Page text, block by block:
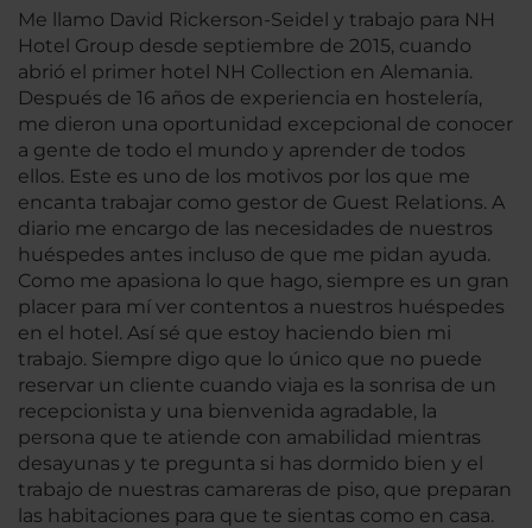
Me llamo David Rickerson-Seidel y trabajo para NH
Hotel Group desde septiembre de 2015, cuando
abrió el primer hotel NH Collection en Alemania.
Después de 16 años de experiencia en hostelería,
me dieron una oportunidad excepcional de conocer
a gente de todo el mundo y aprender de todos
ellos. Este es uno de los motivos por los que me
encanta trabajar como gestor de Guest Relations. A
diario me encargo de las necesidades de nuestros
huéspedes antes incluso de que me pidan ayuda.
Como me apasiona lo que hago, siempre es un gran
placer para mí ver contentos a nuestros huéspedes
en el hotel. Así sé que estoy haciendo bien mi
trabajo. Siempre digo que lo único que no puede
reservar un cliente cuando viaja es la sonrisa de un
recepcionista y una bienvenida agradable, la
persona que te atiende con amabilidad mientras
desayunas y te pregunta si has dormido bien y el
trabajo de nuestras camareras de piso, que preparan
las habitaciones para que te sientas como en casa.